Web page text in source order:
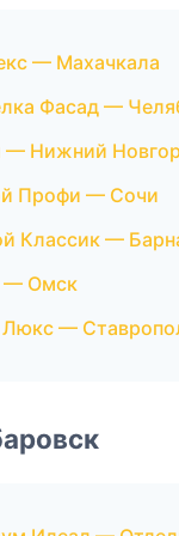
— Махачкала
Фасад —
Нижний
Профи — Сочи
Классик —
— Омск
Люкс —